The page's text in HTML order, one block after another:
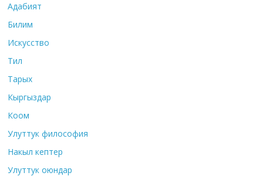
Адабият
Билим
Искусство
Тил
Тарых
Кыргыздар
Коом
Улуттук философия
Накыл кептер
Улуттук оюндар